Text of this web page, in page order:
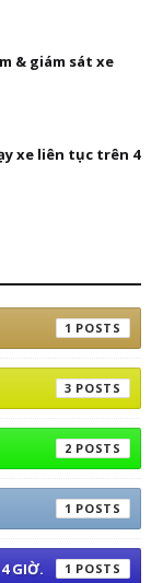
& giám sát xe
xe liên tục trên 4
1
3
2
1
GIỜ. 1